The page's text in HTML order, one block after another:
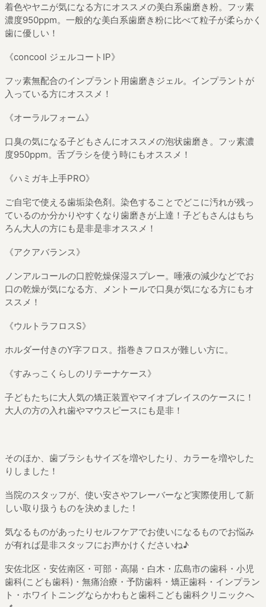
着色やヤニが気になる方にオススメの美白系歯磨き粉。フッ素
濃度950ppm。一般的な美白系歯磨き粉に比べて粒子が柔らかく
歯に優しい！
《concool ジェルコートIP》
フッ素無配合のインプラント用歯磨きジェル。インプラントが
入っている方にオススメ！
《オーラルフォーム》
口臭の気になる子どもさんにオススメの泡状歯磨き。フッ素濃
度950ppm。舌ブラシを使う時にもオススメ！
《ハミガキ上手PRO》
ご自宅で使える歯垢染色剤。染色することでどこに汚れが残っ
ているのか分かりやすくなり歯磨きが上達！子どもさんはもち
ろん大人の方にも是非是非オススメ！
《アクアバランス》
ノンアルコールの口腔乾燥保湿スプレー。唾液の減少などでお
口の乾燥が気になる方、メントールで口臭が気になる方にもオ
ススメ！
《ウルトラフロスS》
ホルダー付きのY字フロス。指巻きフロスが難しい方に。
《すみっこくらしのリテーナケース》
子どもたちに大人気の矯正装置やマイオブレイスのケースに！
大人の方の入れ歯やマウスピースにも是非！
そのほか、歯ブラシもサイズを増やしたり、カラーを増やした
りしました！
当院のスタッフが、使い安さやフレーバーなど実際使用して新
しい取り扱うものを決めました！
気なるものがあったりセルフケアでお使いになるものでお悩み
が有れば是非スタッフにお声かけくださいね♪
安佐北区・安佐南区・可部・高陽・白木・広島市の歯科・小児
歯科(こども歯科) ・無痛治療・予防歯科・矯正歯科・インプラン
ト・ホワイトニングならかわもと歯科こども歯科クリニックへ